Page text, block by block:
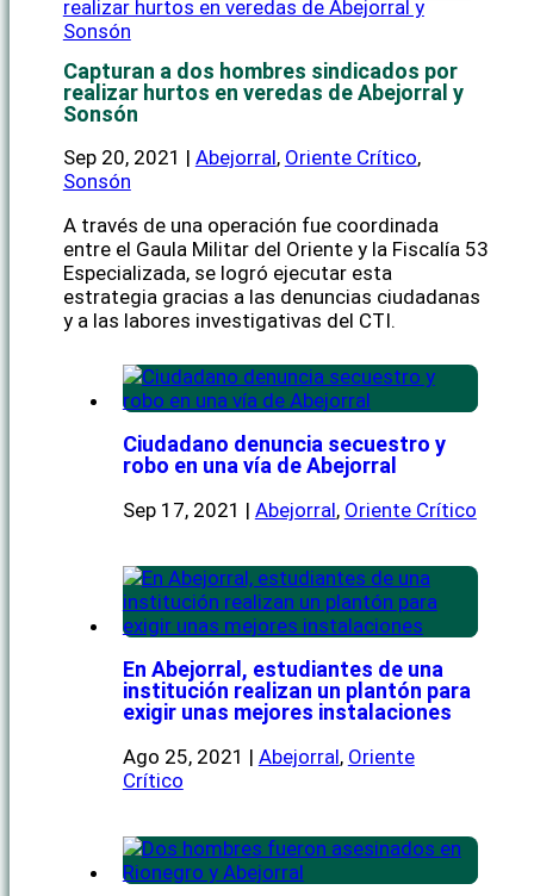
Capturan a dos hombres sindicados por
realizar hurtos en veredas de Abejorral y
Sonsón
Sep 20, 2021 | Abejorral, Oriente Crítico,
Sonsón
A través de una operación fue coordinada
entre el Gaula Militar del Oriente y la Fiscalía 53
Especializada, se logró ejecutar esta
estrategia gracias a las denuncias ciudadanas
y a las labores investigativas del CTI.
Ciudadano denuncia secuestro y
robo en una vía de Abejorral
Sep 17, 2021 | Abejorral, Oriente Crítico
En Abejorral, estudiantes de una
institución realizan un plantón para
exigir unas mejores instalaciones
Ago 25, 2021 | Abejorral, Oriente
Crítico